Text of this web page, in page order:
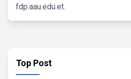
fdp.aau.edu.et.
Top Post